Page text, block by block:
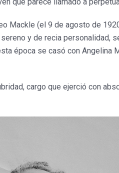
Mackle (el 9 de agosto de
y de recia personalidad,
época se casó con Angelina
cargo que ejerció con